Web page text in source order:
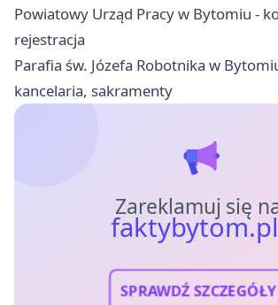
Powiatowy Urząd Pracy w Bytomiu -
rejestracja
Parafia św. Józefa Robotnika w
kancelaria, sakramenty
Zareklamuj się
SPRAWDŹ SZCZEGÓŁY